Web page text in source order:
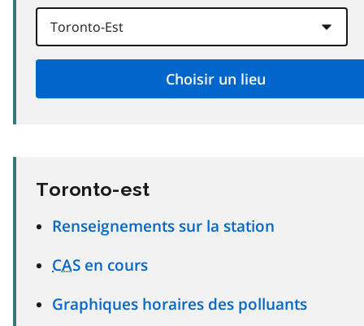
Toronto-est
Renseignements sur la station
CAS en cours
Graphiques horaires des polluants